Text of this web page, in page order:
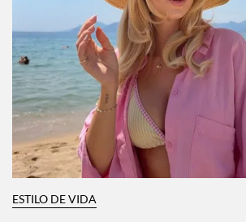
ESTILO DE VIDA